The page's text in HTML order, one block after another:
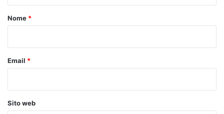
o
Nome *
Email *
Sito web